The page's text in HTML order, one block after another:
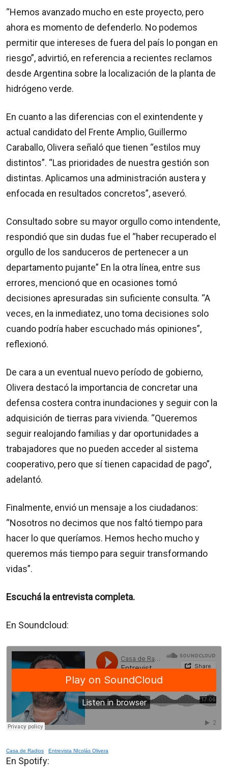
“Hemos avanzado mucho en este proyecto, pero
ahora es momento de defenderlo. No podemos
permitir que intereses de fuera del país lo pongan en
riesgo”, advirtió, en referencia a recientes reclamos
desde Argentina sobre la localización de la planta de
hidrógeno verde.
En cuanto a las diferencias con el exintendente y
actual candidato del Frente Amplio, Guillermo
Caraballo, Olivera señaló que tienen “estilos muy
distintos”. “Las prioridades de nuestra gestión son
distintas. Aplicamos una administración austera y
enfocada en resultados concretos”, aseveró.
Consultado sobre su mayor orgullo como intendente,
respondió que sin dudas fue el “haber recuperado el
orgullo de los sanduceros de pertenecer a un
departamento pujante” En la otra línea, entre sus
errores, mencionó que en ocasiones tomó
decisiones apresuradas sin suficiente consulta. “A
veces, en la inmediatez, uno toma decisiones solo
cuando podría haber escuchado más opiniones”,
reflexionó.
De cara a un eventual nuevo período de gobierno,
Olivera destacó la importancia de concretar una
defensa costera contra inundaciones y seguir con la
adquisición de tierras para vivienda. “Queremos
seguir realojando familias y dar oportunidades a
trabajadores que no pueden acceder al sistema
cooperativo, pero que sí tienen capacidad de pago”,
adelantó.
Finalmente, envió un mensaje a los ciudadanos:
“Nosotros no decimos que nos faltó tiempo para
hacer lo que queríamos. Hemos hecho mucho y
queremos más tiempo para seguir transformando
vidas”.
Escuchá la entrevista completa.
En Soundcloud:
Casa de Radios · Entrevista NIcolás Olivera
En Spotify: